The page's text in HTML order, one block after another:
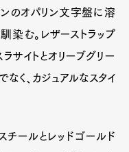
ンのオパリン文字盤に溶
染む。レザーストラップ
サイトとオリーブグリー
く、カジュアルなスタイ
チールとレッドゴールド